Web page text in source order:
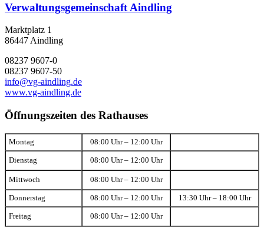
Verwaltungsgemeinschaft Aindling
Marktplatz 1
86447 Aindling
08237 9607-0
08237 9607-50
info@vg-aindling.de
www.vg-aindling.de
Öffnungszeiten des Rathauses
Montag 08:00 Uhr – 12:00 Uhr
Dienstag 08:00 Uhr – 12:00 Uhr
Mittwoch 08:00 Uhr – 12:00 Uhr
Donnerstag 08:00 Uhr – 12:00 Uhr 13:30 Uhr – 18:00 Uhr
Freitag 08:00 Uhr – 12:00 Uhr